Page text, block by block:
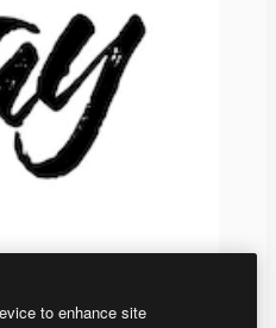
to enhance site